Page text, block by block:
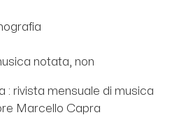
notata, non
: rivista mensuale di musica
Marcello Capra